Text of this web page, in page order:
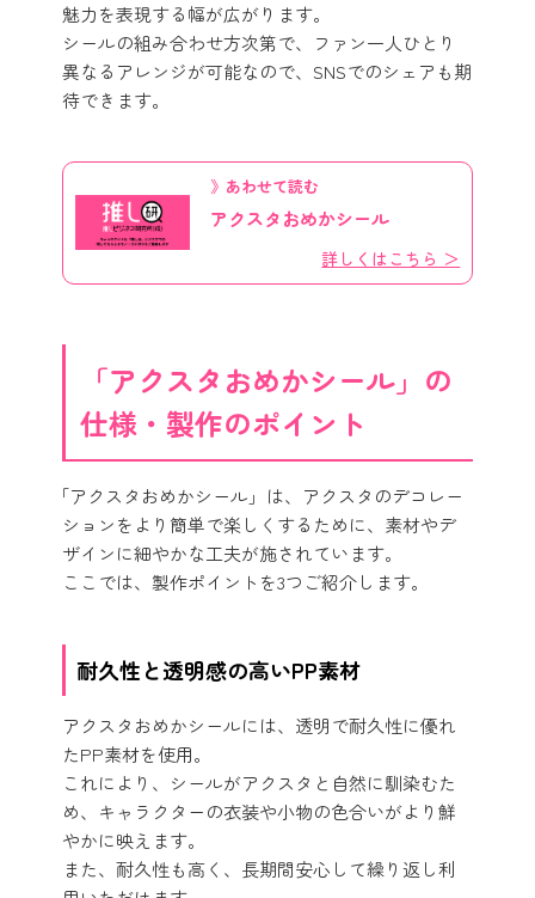
魅力を表現する幅が広がります。
シールの組み合わせ方次第で、ファン一人ひとり
異なるアレンジが可能なので、SNSでのシェアも期
待できます。
》あわせて読む
アクスタおめかシール
詳しくはこちら ＞
「アクスタおめかシール」の
仕様・製作のポイント
「アクスタおめかシール」は、アクスタのデコレー
ションをより簡単で楽しくするために、素材やデ
ザインに細やかな工夫が施されています。
ここでは、製作ポイントを3つご紹介します。
耐久性と透明感の高いPP素材
アクスタおめかシールには、透明で耐久性に優れ
たPP素材を使用。
これにより、シールがアクスタと自然に馴染むた
め、キャラクターの衣装や小物の色合いがより鮮
やかに映えます。
また、耐久性も高く、長期間安心して繰り返し利